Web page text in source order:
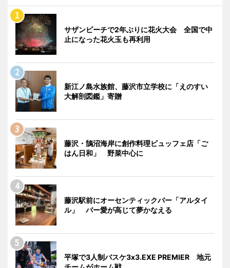
サザンビーチで2年ぶりに花火大会 全国で中
止になった花火玉も再利用
新江ノ島水族館、藤沢市立学校に「えのすい
大解剖図鑑」寄贈
藤沢・鵠沼海岸に創作料理ビュッフェ店「ご
はん日和」 野菜中心に
藤沢駅前にオーセンティックバー「アルタイ
ル」 バー愛が高じて夢かなえる
平塚で3人制バスケ3x3.EXE PREMIER 地元